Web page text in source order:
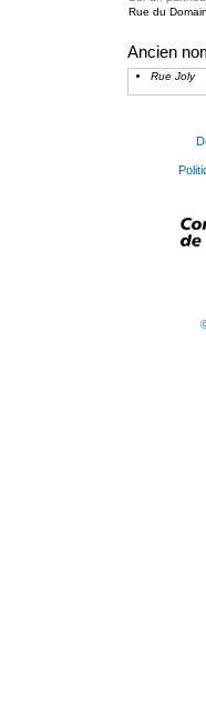
Rue du
Ancien
Rue Joly